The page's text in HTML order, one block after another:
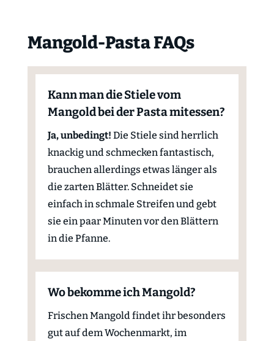
Mangold-Pasta FAQs
Kann man die Stiele vom
Mangold bei der Pasta mitessen?
Ja, unbedingt! Die Stiele sind herrlich
knackig und schmecken fantastisch,
brauchen allerdings etwas länger als
die zarten Blätter. Schneidet sie
einfach in schmale Streifen und gebt
sie ein paar Minuten vor den Blättern
in die Pfanne.
Wo bekomme ich Mangold?
Frischen Mangold findet ihr besonders
gut auf dem Wochenmarkt, im